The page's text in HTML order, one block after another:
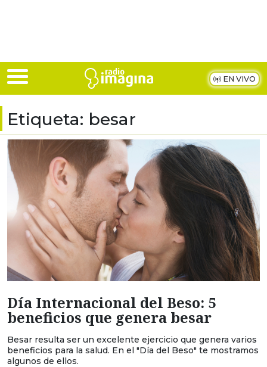
EN VIVO
Etiqueta: besar
Día Internacional del Beso: 5
beneficios que genera besar
Besar resulta ser un excelente ejercicio que genera varios
beneficios para la salud. En el "Día del Beso" te mostramos
algunos de ellos.